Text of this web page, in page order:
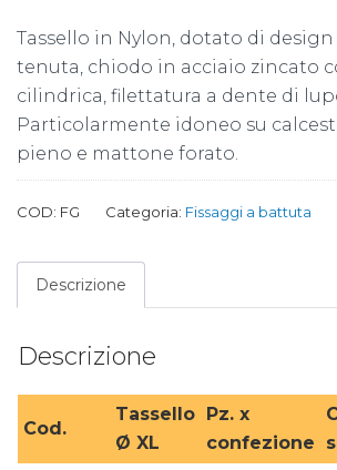
Tassello in Nylon, dotato di
tenuta, chiodo in acciaio zincato
cilindrica, filettatura a dente di
Particolarmente idoneo su
pieno e mattone forato.
COD: FG Categoria: Fissaggi a battuta
Descrizione
Descrizione
Cod.
Tassello
Ø XL
Pz. x
confezione